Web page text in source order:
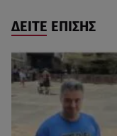
ΔΕΙΤΕ ΕΠΙΣΗΣ